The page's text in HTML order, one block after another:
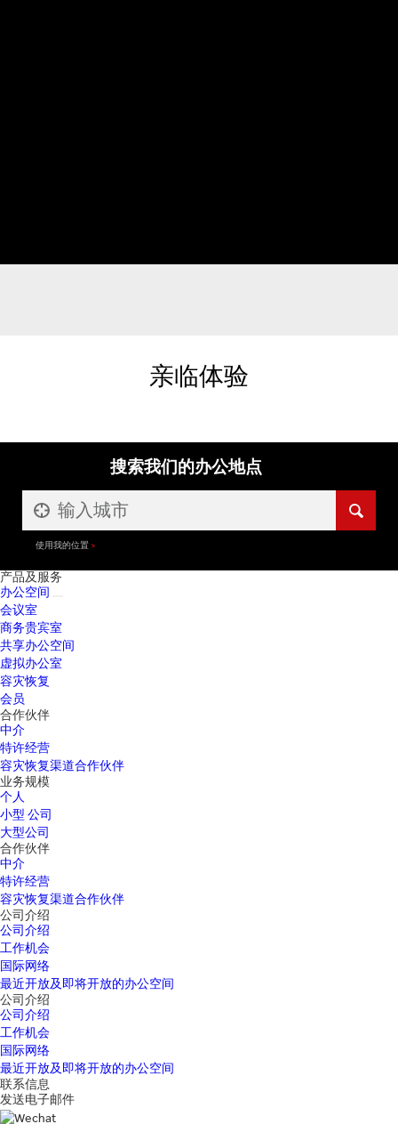
亲临体验
搜索我们的办公地点
使用我的位置
产品及服务
办公空间
会议室
商务贵宾室
共享办公空间
虚拟办公室
容灾恢复
会员
合作伙伴
中介
特许经营
容灾恢复渠道合作伙伴
业务规模
个人
小型 公司
大型公司
合作伙伴
中介
特许经营
容灾恢复渠道合作伙伴
公司介绍
公司介绍
工作机会
国际网络
最近开放及即将开放的办公空间
公司介绍
公司介绍
工作机会
国际网络
最近开放及即将开放的办公空间
联系信息
发送电子邮件